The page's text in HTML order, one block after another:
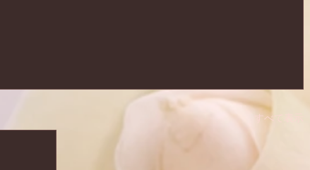
すべて表示